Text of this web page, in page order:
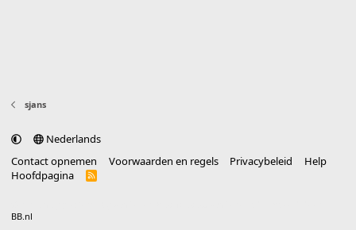
sjans
Nederlands
Contact opnemen
Voorwaarden en regels Privacybeleid
Help
Hoofdpagina
R
BB.nl